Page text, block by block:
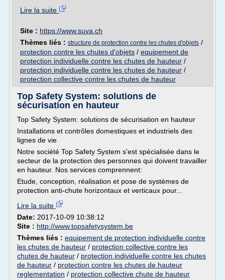
Lire la suite
Site : https://www.suva.ch
Thèmes liés : structure de protection contre les chutes d'objets /
protection contre les chutes d'objets / equipement de
protection individuelle contre les chutes de hauteur /
protection individuelle contre les chutes de hauteur /
protection collective contre les chutes de hauteur
Top Safety System: solutions de
sécurisation en hauteur
Top Safety System: solutions de sécurisation en hauteur
Installations et contrôles domestiques et industriels des
lignes de vie
Notre société Top Safety System s'est spécialisée dans le
secteur de la protection des personnes qui doivent travailler
en hauteur. Nos services comprennent:
Etude, conception, réalisation et pose de systèmes de
protection anti-chute horizontaux et verticaux pour...
Lire la suite
Date: 2017-10-09 10:38:12
Site : http://www.topsafetysystem.be
Thèmes liés : equipement de protection individuelle contre
les chutes de hauteur / protection collective contre les
chutes de hauteur / protection individuelle contre les chutes
de hauteur / protection contre les chutes de hauteur
reglementation / protection collective chute de hauteur